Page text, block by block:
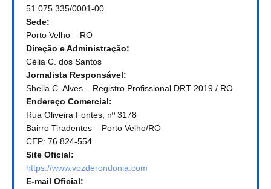
51.075.335/0001-00
Sede:
Porto Velho – RO
Direção e Administração:
Célia C. dos Santos
Jornalista Responsável:
Sheila C. Alves – Registro Profissional DRT 2019 / RO
Endereço Comercial:
Rua Oliveira Fontes, nº 3178
Bairro Tiradentes – Porto Velho/RO
CEP: 76.824-554
Site Oficial:
https://www.vozderondonia.com
E-mail Oficial: